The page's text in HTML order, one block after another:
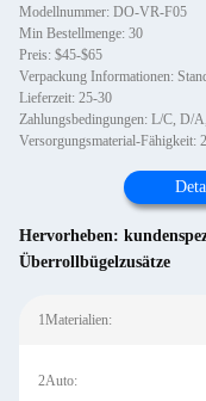
Modellnummer: DO-VR-F05
Min Bestellmenge: 30
Preis: $45-$65
Verpackung Informationen:
Lieferzeit: 25-30
Zahlungsbedingungen: L/C, D/
Versorgungsmaterial-Fähigkeit:
Hervorheben:
Überrollbügelzusätze
1Materialien:
2Auto: